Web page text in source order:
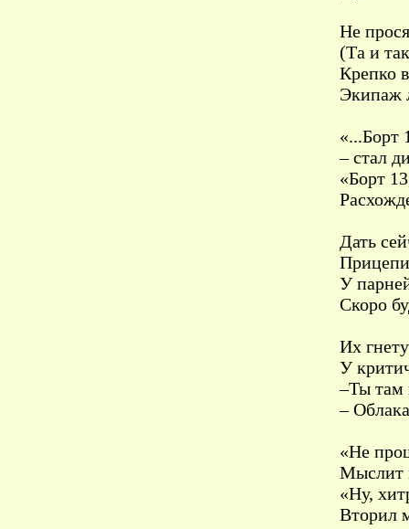
Не
(Та и
Крепко
Экипаж
«...Борт
– стал
«Борт
Дать
У
Скоро
Их
У
–Ты там
–
«Не
Мыслит
«Ну,
Вторил